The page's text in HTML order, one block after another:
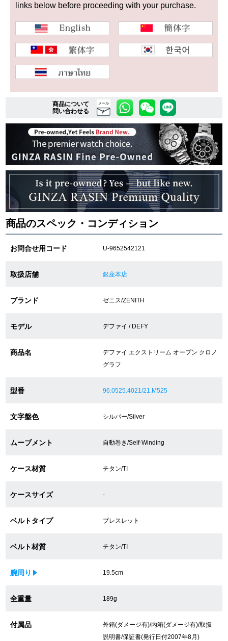
中古品 アンティーク品
WEB限定品 SALE
複数条件で商品を絞り込む
ご利用ガイド
GINZA RASINのプレミアムクオリティについて
送料・お支払方法
ショッピングローンの流れ
よくある質問
ショップサービス
保証・アフターサービス
ラッピングサービス
店舗受け取りサービス
店舗取り寄せサービス
修理・メンテナンスをご希望の方
修理依頼をする
links below before proceeding with your purchase.
商品について
問い合わせる
メール
商品のスペック・コンディション
お問合せ用コード U-9652542121
取扱店舗 銀座本店
ブランド ゼニス/ZENITH
モデル デファイ / DEFY
商品名
デファイ エクストリーム オープン クロノ
グラフ
型番 96.0525.4021/21.M525
文字盤色 シルバー/Silver
ムーブメント 自動巻き/Self-Winding
ケース材質 チタン/TI
ケースサイズ -
ベルトタイプ ブレスレット
ベルト材質 チタン/TI
腕周り 19.5cm
全重量 189g
付属品
外箱(ダメージ有)/内箱(ダメージ有)/取扱
説明書/保証書(発行日付2007年8月)